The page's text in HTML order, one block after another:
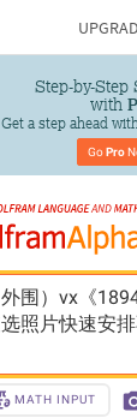
Step-by-Step
with
Get a step ahead
Go Pro
围）vx《
照片快速安
MATH INPUT